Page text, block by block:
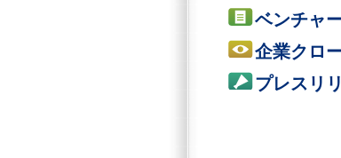
ベンチャ
企業クロ
プレスリ